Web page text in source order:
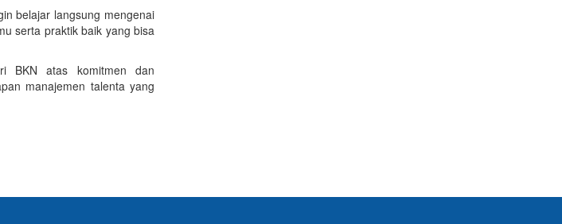
belajar langsung mengenai
serta praktik baik yang bisa
BKN atas komitmen dan
manajemen talenta yang